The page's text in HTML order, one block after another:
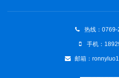
热线：
手机：
邮箱：